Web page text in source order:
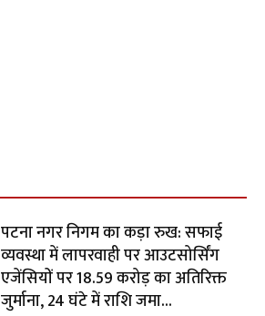
पटना नगर निगम का कड़ा रुख: सफाई
व्यवस्था में लापरवाही पर आउटसोर्सिंग
एजेंसियों पर ₹18.59 करोड़ का अतिरिक्त
जुर्माना, 24 घंटे में राशि जमा...